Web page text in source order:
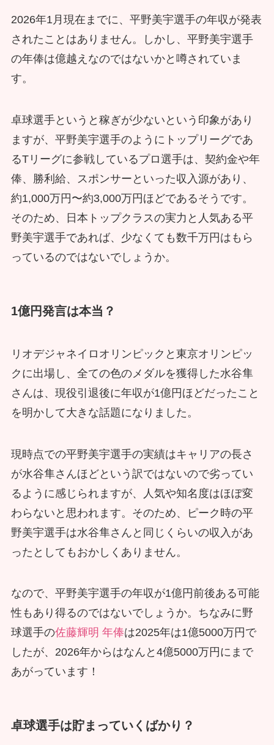
2026年1月現在までに、平野美宇選手の年収が発表
されたことはありません。しかし、平野美宇選手
の年俸は億越えなのではないかと噂されていま
す。
卓球選手というと稼ぎが少ないという印象があり
ますが、平野美宇選手のようにトップリーグであ
るTリーグに参戦しているプロ選手は、契約金や年
俸、勝利給、スポンサーといった収入源があり、
約1,000万円〜約3,000万円ほどであるそうです。
そのため、日本トップクラスの実力と人気ある平
野美宇選手であれば、少なくても数千万円はもら
っているのではないでしょうか。
1億円発言は本当？
リオデジャネイロオリンピックと東京オリンピッ
クに出場し、全ての色のメダルを獲得した水谷隼
さんは、現役引退後に年収が1億円ほどだったこと
を明かして大きな話題になりました。
現時点での平野美宇選手の実績はキャリアの長さ
が水谷隼さんほどという訳ではないので劣ってい
るように感じられますが、人気や知名度はほぼ変
わらないと思われます。そのため、ピーク時の平
野美宇選手は水谷隼さんと同じくらいの収入があ
ったとしてもおかしくありません。
なので、平野美宇選手の年収が1億円前後ある可能
性もあり得るのではないでしょうか。ちなみに野
球選手の佐藤輝明 年俸は2025年は1億5000万円で
したが、2026年からはなんと4億5000万円にまで
あがっています！
卓球選手は貯まっていくばかり？